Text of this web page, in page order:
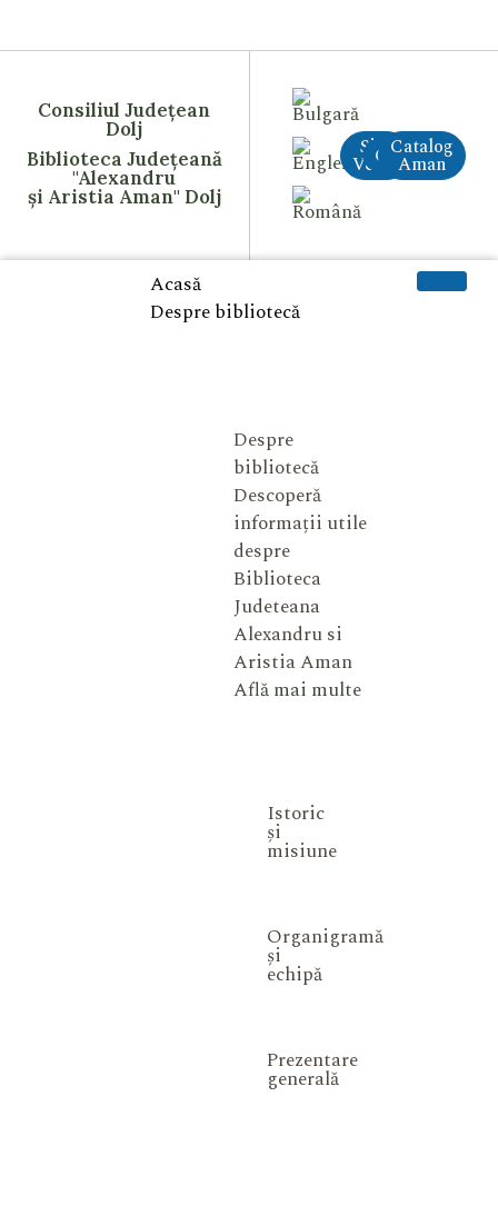
Consiliul Județean
Dolj
Biblioteca Județeană
"Alexandru
și Aristia Aman" Dolj
Site
VechiCreAI
Catalog
Aman
Acasă
Despre bibliotecă
Despre
bibliotecă
Descoperă
informații utile
despre
Biblioteca
Judeteana
Alexandru si
Aristia Aman
Află mai multe
Istoric
și
misiune
Organigramă
și
echipă
Prezentare
generală